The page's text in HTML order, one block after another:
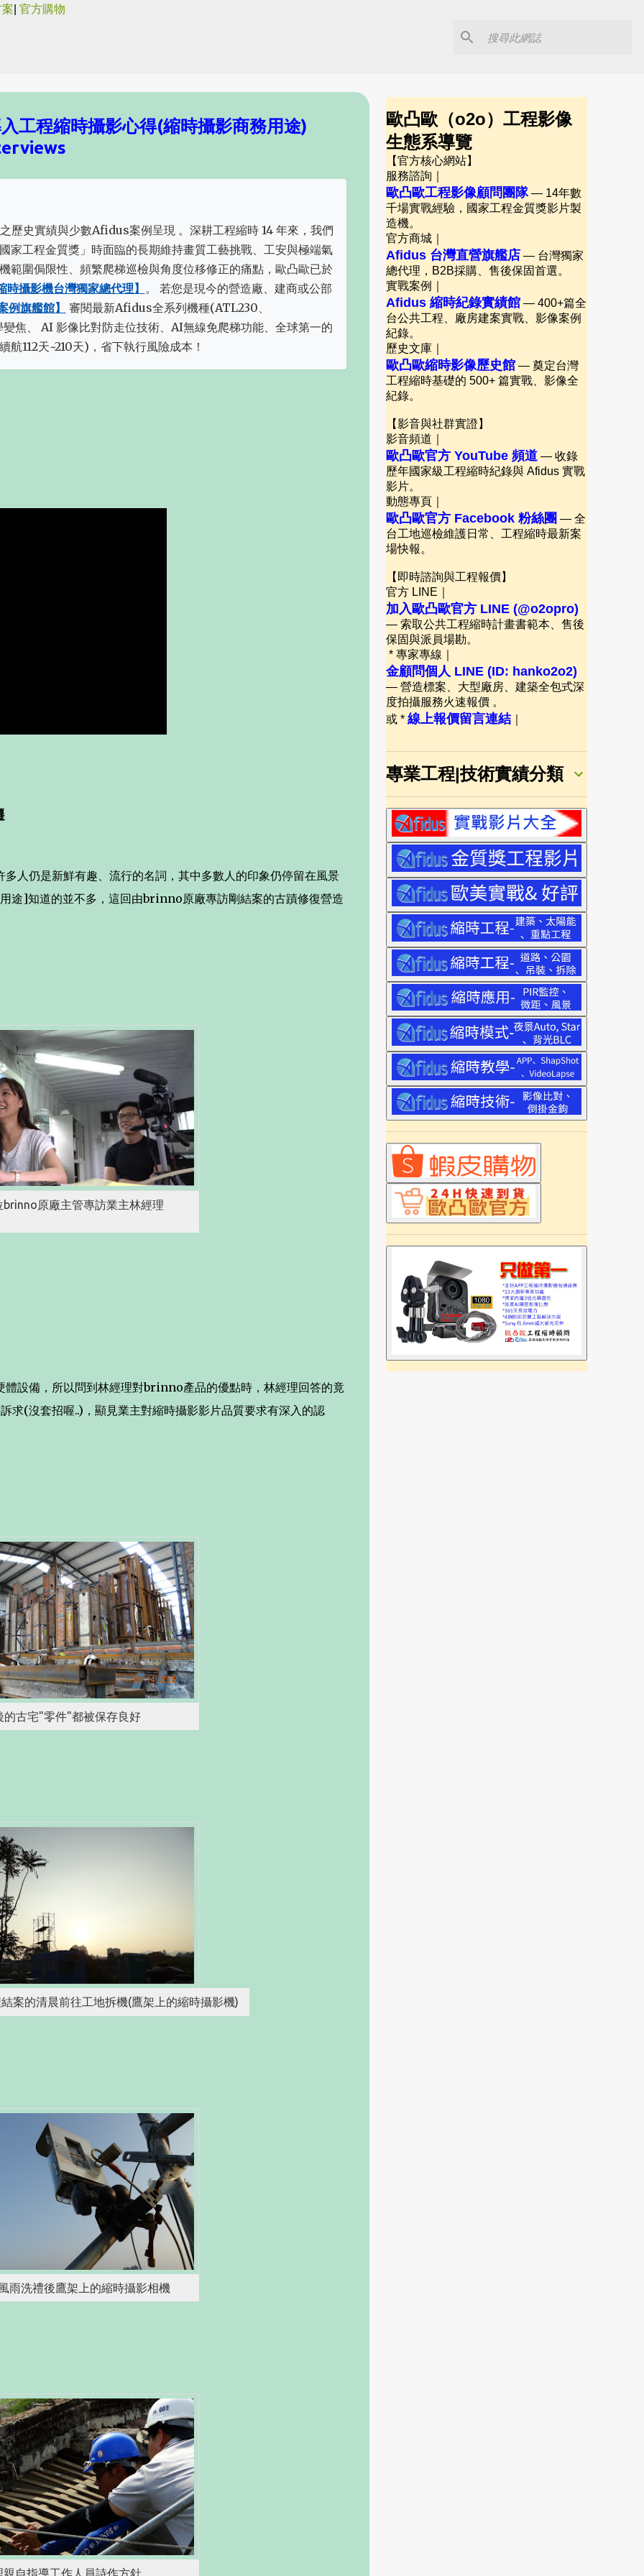
官方購物
工程縮時攝影心得(縮時攝影商務用途)
歷史實績與少數Afidus案例呈現 。深耕工程縮時 14 年來，我們
家工程金質獎」時面臨的長期維持畫質工藝挑戰、工安與極端氣
範圍侷限性、頻繁爬梯巡檢與角度位移修正的痛點，歐凸歐已於
攝影機台灣獨家總代理】 。 若您是現今的營造廠、建商或公部
旗艦館】
審閱最新Afidus全系列機種(ATL230、
、 AI 影像比對防走位技術、AI無線免爬梯功能、全球第一的
112天~210天)，省下執行風險成本！
人仍是新鮮有趣、流行的名詞，其中多數人的印象仍停留在風景
途]知道的並不多，這回由brinno原廠專訪剛結案的古蹟修復營造
brinno原廠主管專訪業主林經理
體設備，所以問到林經理對brinno產品的優點時，林經理回答的竟
求(沒套招喔..)，顯見業主對縮時攝影影片品質要求有深入的認
的古宅"零件"都被保存良好
案的清晨前往工地拆機(鷹架上的縮時攝影機)
雨洗禮後鷹架上的縮時攝影相機
歐凸歐（o2o）工程影像
生態系導覽
【官方核心網站】
服務諮詢｜
歐凸歐工程影像顧問團隊— 14年數
千場實戰經驗，國家工程金質獎影片製
造機。
官方商城｜
Afidus 台灣直營旗艦店 — 台灣獨家
總代理，B2B採購、售後保固首選。
實戰案例｜
Afidus 縮時紀錄實績館— 400+篇全
台公共工程、廠房建案實戰、影像案例
紀錄。
歷史文庫｜
歐凸歐縮時影像歷史館— 奠定台灣
工程縮時基礎的 500+ 篇實戰、影像全
紀錄。
【影音與社群實證】
影音頻道｜
歐凸歐官方 YouTube 頻道— 收錄
歷年國家級工程縮時紀錄與 Afidus 實戰
影片。
動態專頁｜
歐凸歐官方 Facebook 粉絲團 — 全
台工地巡檢維護日常、工程縮時最新案
場快報。
【即時諮詢與工程報價】
官方 LINE｜
加入歐凸歐官方 LINE (@o2opro)
— 索取公共工程縮時計畫書範本、售後
保固與派員場勘。
* 專家專線｜
金顧問個人 LINE (ID: hanko2o2)
— 營造標案、大型廠房、建築全包式深
度拍攝服務火速報價 。
或 * 線上報價留言連結｜
專業工程|技術實績分類